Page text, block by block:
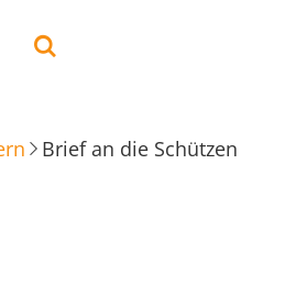
Brief an die Schützen